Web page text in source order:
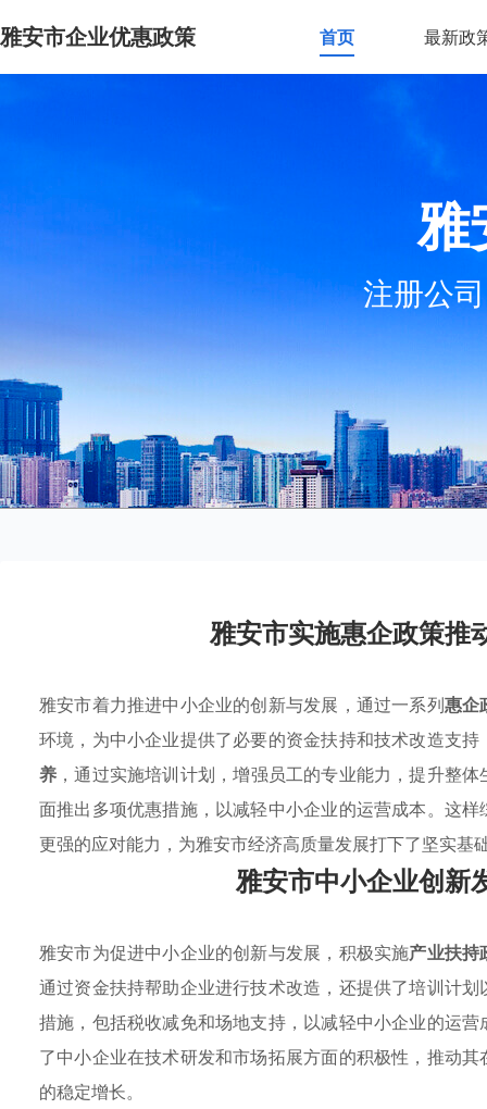
雅安市企业优惠政策 首页 最新政
雅
注册公
雅安市实施惠企政策推
雅安市着力推进中小企业的创新与发展，通过一系列惠企
环境，为中小企业提供了必要的资金扶持和技术改造支
养 ，通过实施培训计划，增强员工的专业能力，提升整
面推出多项优惠措施，以减轻中小企业的运营成本。这
更强的应对能力，为雅安市经济高质量发展打下了坚实基
雅安市中小企业创新
雅安市为促进中小企业的创新与发展，积极实施产业扶持
通过资金扶持帮助企业进行技术改造，还提供了培训计
措施，包括税收减免和场地支持，以减轻中小企业的运
了中小企业在技术研发和市场拓展方面的积极性，推动
的稳定增长。